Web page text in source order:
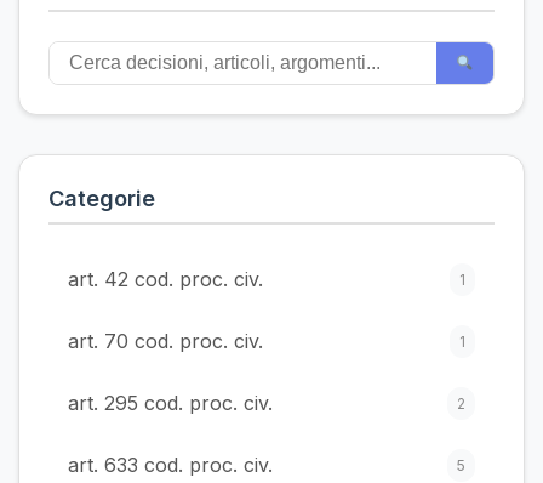
Categorie
art. 42 cod. proc. civ. 1
art. 70 cod. proc. civ. 1
art. 295 cod. proc. civ. 2
art. 633 cod. proc. civ. 5